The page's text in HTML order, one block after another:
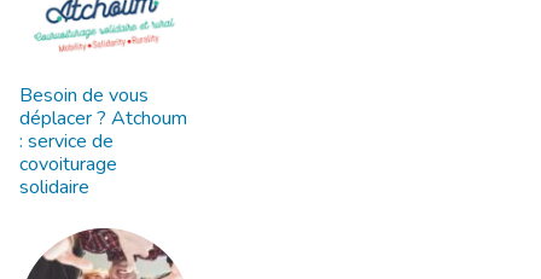
Besoin de vous
déplacer ? Atchoum
: service de
covoiturage
solidaire